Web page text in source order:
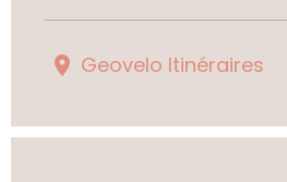
Geovelo Itinéraires